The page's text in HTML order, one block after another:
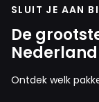
SLUIT JE AAN
De
Nederland
Ontdek welk